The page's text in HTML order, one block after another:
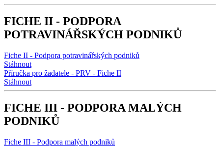
FICHE II - PODPORA
POTRAVINÁŘSKÝCH PODNIKŮ
Fiche II - Podpora potravinářských podniků
Stáhnout
Příručka pro žadatele - PRV - Fiche II
Stáhnout
FICHE III - PODPORA MALÝCH
PODNIKŮ
Fiche III - Podpora malých podniků